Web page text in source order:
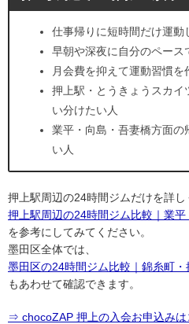
仕事帰りに短時間だけ運動
早朝や深夜に自分のペース
月会費を抑えて運動習慣を
押上駅・とうきょうスカイ
い分けたい人
業平・向島・吾妻橋方面の
い人
押上駅周辺の24時間ジムだけを詳し
押上駅周辺の24時間ジム比較｜業平
を参考にしてみてください。
墨田区全体では、
墨田区の24時間ジム比較｜錦糸町
もあわせて確認できます。
⇒ chocoZAP 押上の入会お申込みは